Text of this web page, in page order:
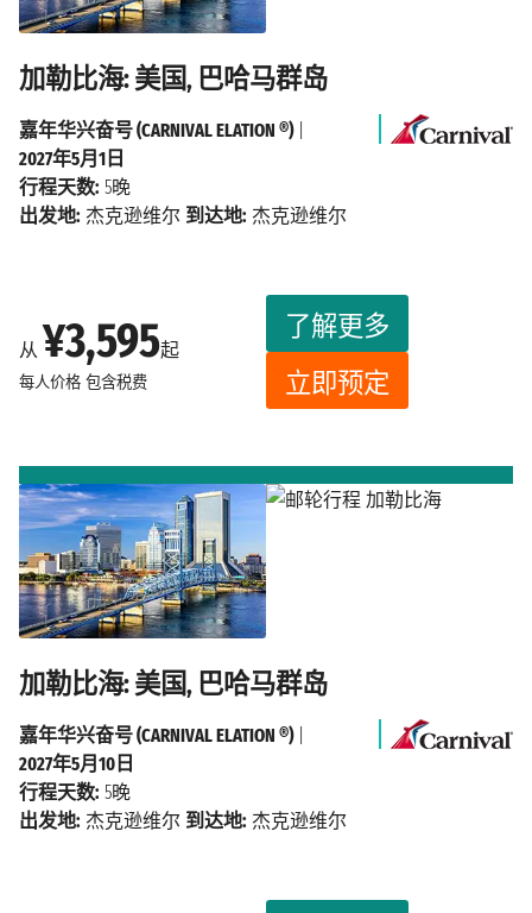
加勒比海: 美国, 巴哈马群岛
从 ¥3,595起
每人价格 包含税费
了解更多
立即预定
嘉年华兴奋号 (CARNIVAL ELATION ®)|
2027年5月1日
行程天数: 5晚
出发地: 杰克逊维尔 到达地: 杰克逊维尔
加勒比海: 美国, 巴哈马群岛
嘉年华兴奋号 (CARNIVAL ELATION ®)|
2027年5月10日
行程天数: 5晚
出发地: 杰克逊维尔 到达地: 杰克逊维尔